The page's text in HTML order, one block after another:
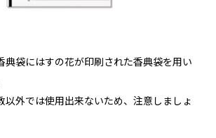
典袋にはすの花が印刷された香典袋を用い
以外では使用出来ないため、注意しましょ